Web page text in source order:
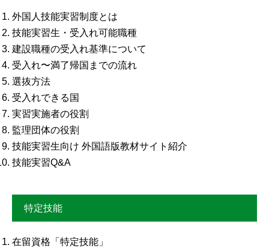
外国人技能実習制度とは
技能実習生・受入れ可能職種
建設職種の受入れ基準について
受入れ〜満了帰国までの流れ
選抜方法
受入れできる国
実習実施者の役割
監理団体の役割
技能実習生向け 外国語版教材サイト紹介
技能実習Q&A
特定技能
在留資格「特定技能」